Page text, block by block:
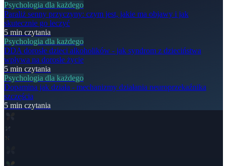
Psychologia dla każdego
Paraliż senny przyczyny: czym jest, jakie ma objawy i jak
skutecznie go leczyć
5 min czytania
Psychologia dla każdego
DDA dorosłe dzieci alkoholików - jak syndrom z dzieciństwa
wpływa na dorosłe życie
5 min czytania
Psychologia dla każdego
Dopamina jak działa - mechanizmy działania neuroprzekaźnika
szczęścia
5 min czytania